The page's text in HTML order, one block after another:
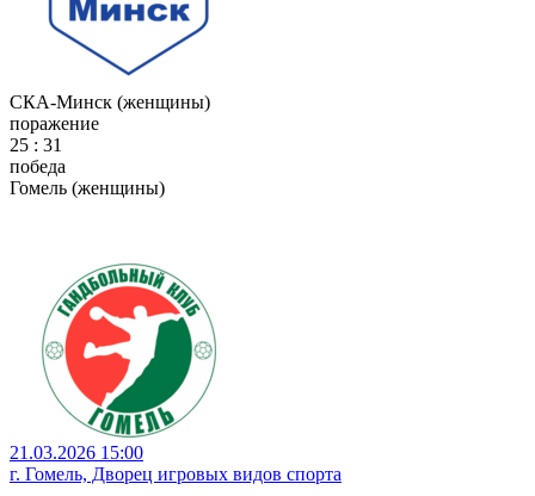
СКА-Минск (женщины)
поражение
25 : 31
победа
Гомель (женщины)
21.03.2026 15:00
г. Гомель, Дворец игровых видов спорта